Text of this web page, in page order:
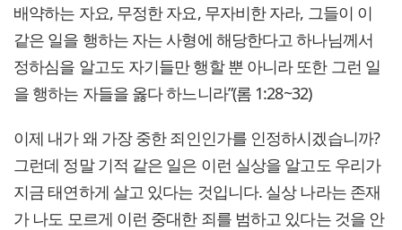
배약하는 자요, 무정한 자요, 무자비한 자라, 그들이 이
같은 일을 행하는 자는 사형에 해당한다고 하나님께서
정하심을 알고도 자기들만 행할 뿐 아니라 또한 그런 일
을 행하는 자들을 옳다 하느니라”(롬 1:28~32)
이제 내가 왜 가장 중한 죄인인가를 인정하시겠습니까?
그런데 정말 기적 같은 일은 이런 실상을 알고도 우리가
지금 태연하게 살고 있다는 것입니다. 실상 나라는 존재
가 나도 모르게 이런 중대한 죄를 범하고 있다는 것을 안